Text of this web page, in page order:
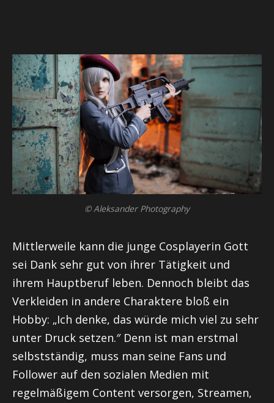
© Aleksander Photography
Mittlerweile kann die junge Cosplayerin Gott
sei Dank sehr gut von ihrer Tätigkeit und
ihrem Hauptberuf leben. Dennoch bleibt das
Verkleiden in andere Charaktere bloß ein
Hobby: „Ich denke, das würde mich viel zu sehr
unter Druck setzen.″ Denn ist man erstmal
selbstständig, muss man seine Fans und
Follower auf den sozialen Medien mit
regelmäßigem Content versorgen, Streamen,